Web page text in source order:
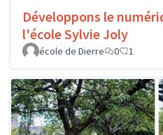
Développons le
l'école Sylvie Joly
école de Dierre
0 1